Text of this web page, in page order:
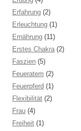
Erfahrung (2)
Erleuchtung (1)
Ernährung (11)
Erstes Chakra (2)
Faszien (5)
Feueratem (2)
Feuerpferd (1)
Flexibilität (2)
Frau (4)
Freiheit (1)